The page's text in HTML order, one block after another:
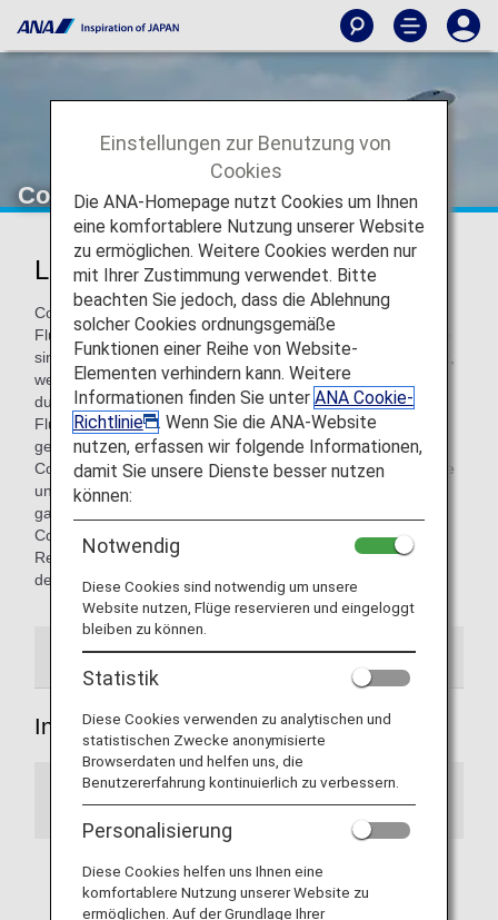
Codeshare-Flüge
Liste von Codeshare-Flügen
Codeshare-Flüge sind Flüge, bei denen zwei oder mehr
Fluggesellschaften kooperieren. Die entsprechenden Flüge
sind zwar mit einer ANA-Flugnummer (NH) gekennzeichnet,
werden jedoch von einer anderen Partnerfluggesellschaft
durchgeführt. Dank der Partnerschaften, die ANA mit
Fluggesellschaften aus verschiedenen Regionen
geschlossen hat, stehen unseren Kunden immer mehr
Codeshare-Flüge zur Verfügung. Das ermöglicht einfachere
und günstigere Flugverbindungen zwischen Städten in der
ganzen Welt. Falls es sich bei einem Flug um einen
Codeshare-Flug handelt, werden die Kunden bei der
Reservierung darüber informiert, welche Fluggesellschaft
den Flug durchführt.
Innerjapanische Flüge Internationale Flüge
Innerjapanische Flüge
Hinweis
Bei innerjapanischen Codeshare-Flügen, die
von einer Partnerfluggesellschaft durchgeführt
Einstellungen zur Benutzung von
Cookies
Die ANA-Homepage nutzt Cookies um Ihnen
eine komfortablere Nutzung unserer Website
zu ermöglichen. Weitere Cookies werden nur
mit Ihrer Zustimmung verwendet. Bitte
beachten Sie jedoch, dass die Ablehnung
solcher Cookies ordnungsgemäße
Funktionen einer Reihe von Website-
Elementen verhindern kann. Weitere
Informationen finden Sie unter ANA Cookie-
Richtlinie
. Wenn Sie die ANA-Website
nutzen, erfassen wir folgende Informationen,
damit Sie unsere Dienste besser nutzen
können:
Notwendig
Diese Cookies sind notwendig um unsere
Website nutzen, Flüge reservieren und eingeloggt
bleiben zu können.
Statistik
Diese Cookies verwenden zu analytischen und
statistischen Zwecke anonymisierte
Browserdaten und helfen uns, die
Benutzererfahrung kontinuierlich zu verbessern.
Personalisierung
Diese Cookies helfen uns Ihnen eine
komfortablere Nutzung unserer Website zu
ermöglichen. Auf der Grundlage Ihrer